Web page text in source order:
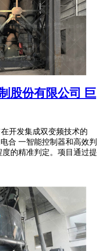
股份有限公司 巨
开发集成双变频技术的
合 一智能控制器和高效判
的精准判定。项目通过提